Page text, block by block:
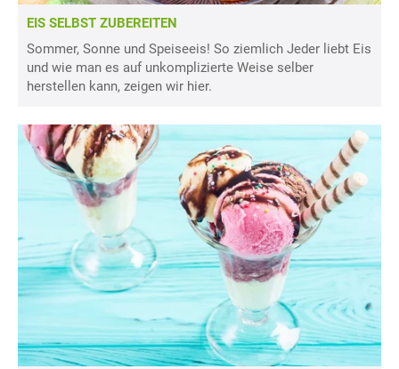
EIS SELBST ZUBEREITEN
Sommer, Sonne und Speiseeis! So ziemlich Jeder liebt Eis
und wie man es auf unkomplizierte Weise selber
herstellen kann, zeigen wir hier.